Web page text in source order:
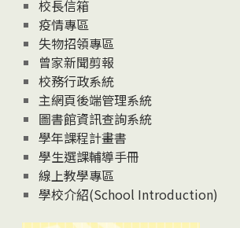
校長信箱
疫情專區
失物招領專區
曾家新聞剪報
校務行政系統
主網頁後端管理系統
圖書館資訊查詢系統
學年課程計畫書
學生選課輔導手冊
線上教學專區
學校介紹(School Introduction)